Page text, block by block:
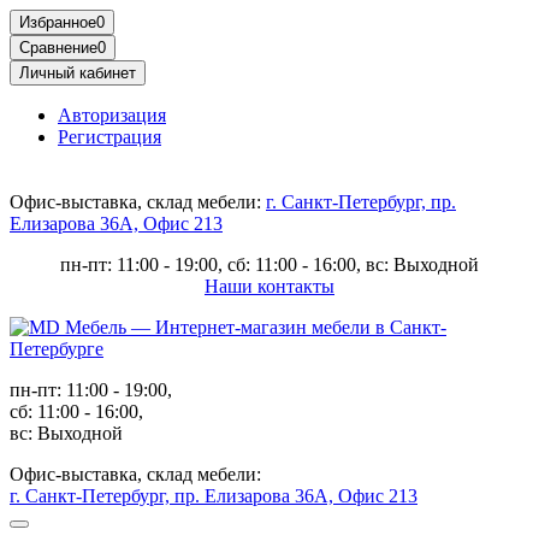
Избранное0
Сравнение0
Личный кабинет
Авторизация
Регистрация
Офис-выставка, склад мебели: г. Санкт-Петербург, пр.
Елизарова 36А, Офис 213
пн-пт: 11:00 - 19:00, сб: 11:00 - 16:00, вс: Выходной
Наши контакты
пн-пт: 11:00 - 19:00,
сб: 11:00 - 16:00,
вс: Выходной
Офис-выставка, склад мебели:
г. Санкт-Петербург, пр. Елизарова 36А, Офис 213